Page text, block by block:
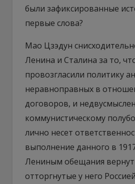
были зафиксированные
первые слова?
Мао Цзэдун
Ленина и Сталина за то,
провозгласили политику
неравноправных в
договоров, и
коммунистическому
лично несет
выполнение данного в
Лениным обещания
отторгнутые у него